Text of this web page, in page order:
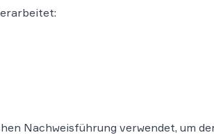
Nachweisführung verwendet, um